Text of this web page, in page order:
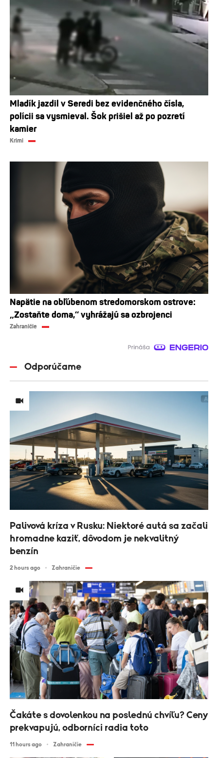
Mladík jazdil v Seredi bez evidenčného čísla,
polícii sa vysmieval. Šok prišiel až po pozretí
kamier
Krimi
Napätie na obľúbenom stredomorskom ostrove:
„Zostaňte doma,“ vyhrážajú sa ozbrojenci
Zahraničie
Odporúčame
Palivová kríza v Rusku: Niektoré autá sa začali
hromadne kaziť, dôvodom je nekvalitný
benzín
2 hours ago Zahraničie
Čakáte s dovolenkou na poslednú chvíľu? Ceny
prekvapujú, odborníci radia toto
11 hours ago Zahraničie